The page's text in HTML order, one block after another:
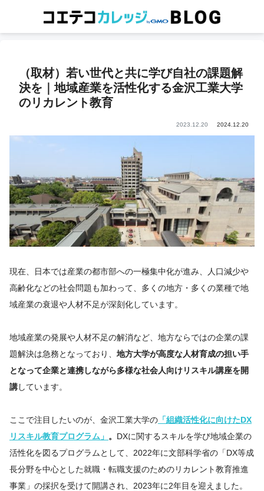
（取材）若い世代と共に学び自社の課題解
決を｜地域産業を活性化する金沢工業大学
のリカレント教育
2023.12.20 2024.12.20
現在、日本では産業の都市部への一極集中化が進み、人口減少や
高齢化などの社会問題も加わって、多くの地方・多くの業種で地
域産業の衰退や人材不足が深刻化しています。
地域産業の発展や人材不足の解消など、地方ならではの企業の課
題解決は急務となっており、 地方大学が高度な人材育成の担い手
となって企業と連携しながら多様な社会人向けリスキル講座を開
講しています。
ここで注目したいのが、金沢工業大学の 「組織活性化に向けたDX
リスキル教育プログラム」 。 DXに関するスキルを学び地域企業の
活性化を図るプログラムとして、2022年に文部科学省の「DX等成
長分野を中心とした就職・転職支援のためのリカレント教育推進
事業」の採択を受けて開講され、2023年に2年目を迎えました。